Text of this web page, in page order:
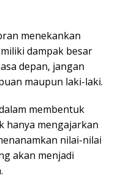
menekankan
dampak besar
depan, jangan
maupun laki-laki.
membentuk
hanya mengajarkan
nilai-nilai
akan menjadi